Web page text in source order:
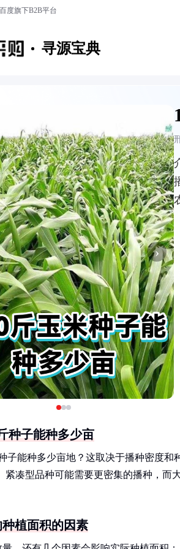
度旗下B2B平台
寻源宝典
›
种子能种多少亩
子能种多少亩地？这取决于播种密度
紧凑型品种可能需要更密集的播种，
植面积的因素